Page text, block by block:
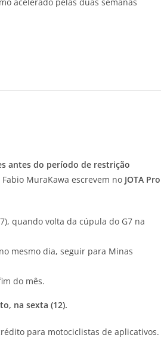
antes do período de restrição
Fabio MuraKawa escrevem no JOTA Pro
quando volta da cúpula do G7 na
mesmo dia, seguir para Minas
do mês.
na sexta (12).
para motociclistas de aplicativos.